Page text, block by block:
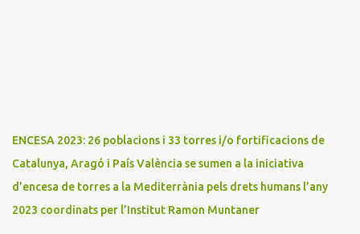
ENCESA 2023: 26 poblacions i 33 torres i/o fortificacions de
Catalunya, Aragó i País València se sumen a la iniciativa
d’encesa de torres a la Mediterrània pels drets humans l’any
2023 coordinats per l’Institut Ramon Muntaner